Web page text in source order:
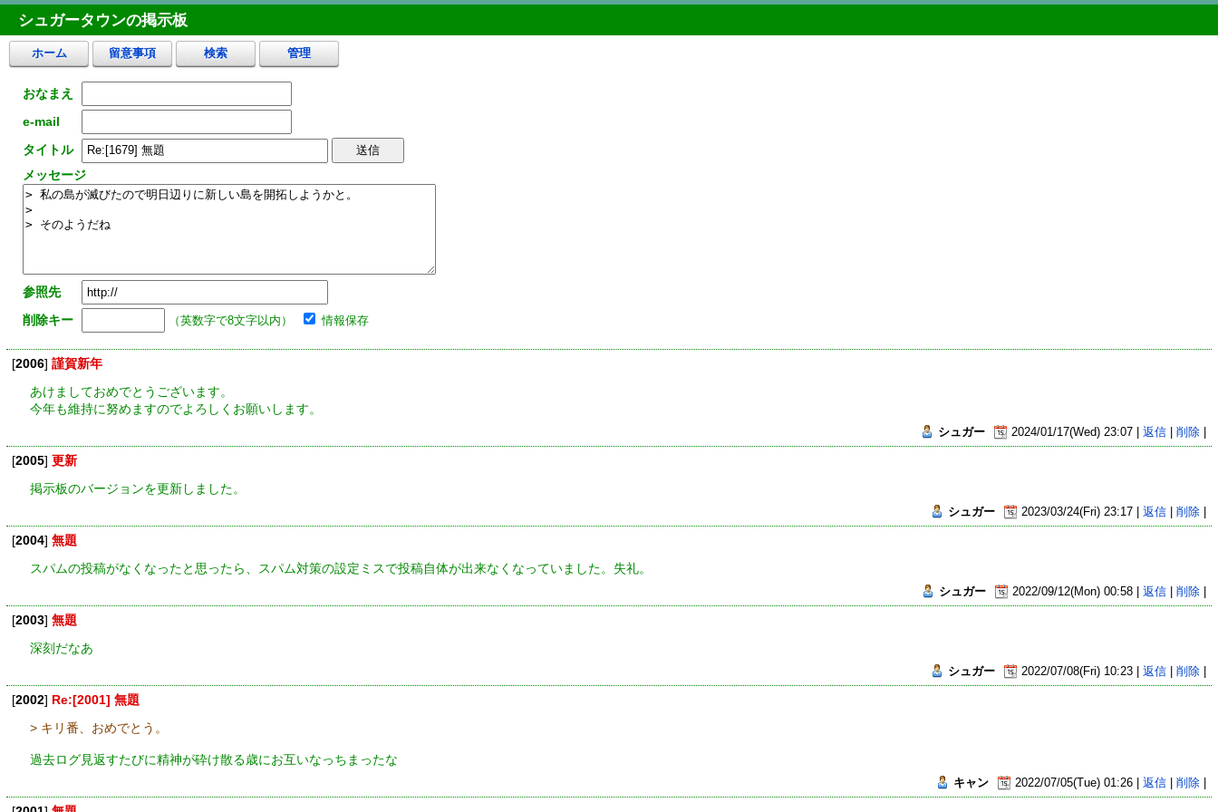
シュガータウンの掲示板
ホーム 留意事項 検索 管理
おなまえ
e-mail
タイトル
メッセージ
参照先
削除キー
（英数字で8文字以内） 情報保存
[2006]謹賀新年
あけましておめでとうございます。
今年も維持に努めますのでよろしくお願いします。
シュガー 2024/01/17(Wed) 23:07 | 返信| 削除|
[2005]更新
掲示板のバージョンを更新しました。
シュガー 2023/03/24(Fri) 23:17 | 返信| 削除|
[2004]無題
スパムの投稿がなくなったと思ったら、スパム対策の設定ミスで投稿自体が出来なくなっていました。失礼。
シュガー 2022/09/12(Mon) 00:58 | 返信| 削除|
[2003]無題
深刻だなあ
シュガー 2022/07/08(Fri) 10:23 | 返信| 削除|
[2002] Re:[2001] 無題
> キリ番、おめでとう。
過去ログ見返すたびに精神が砕け散る歳にお互いなっちまったな
キャン 2022/07/05(Tue) 01:26 | 返信| 削除|